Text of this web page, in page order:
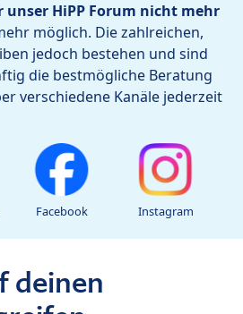
HiPP Forum nicht mehr
möglich. Die zahlreichen,
jedoch bestehen und sind
die bestmögliche Beratung
verschiedene Kanäle jederzeit
Facebook Instagram
deinen